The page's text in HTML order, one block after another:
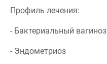
Профиль лечения:
- Бактериальный вагиноз
- Эндометриоз